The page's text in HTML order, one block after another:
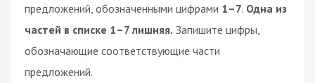
предложений, обозначенными цифрами 1–7. Одна из
частей в списке 1–7 лишняя. Запишите цифры,
обозначающие соответствующие части
предложений.